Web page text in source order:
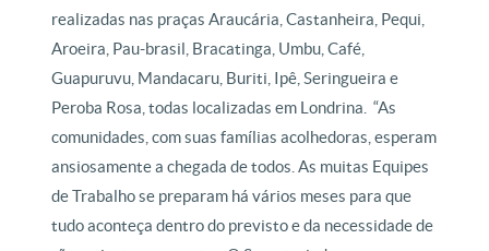
realizadas nas praças Araucária, Castanheira, Pequi,
Aroeira, Pau-brasil, Bracatinga, Umbu, Café,
Guapuruvu, Mandacaru, Buriti, Ipê, Seringueira e
Peroba Rosa, todas localizadas em Londrina. “As
comunidades, com suas famílias acolhedoras, esperam
ansiosamente a chegada de todos. As muitas Equipes
de Trabalho se preparam há vários meses para que
tudo aconteça dentro do previsto e da necessidade de